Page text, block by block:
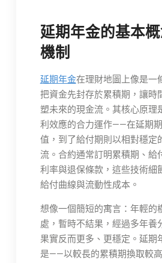
延期年金的基本
機制
延期年金在理財地圖上像是一
把資金先封存於累積期，讓時
塑未來的現金流。其核心原理
利效應的合力運作——在延期
值，到了給付期則以相對穩定
流。合約通常訂明累積期、給
利率與退保條款，這些技術細
給付曲線與流動性成本。
想像一個簡短的寓言：年輕的
處，暫時不結果，經過多年養
果實反而更多、更穩定。延期
是——以較長的累積期換取較